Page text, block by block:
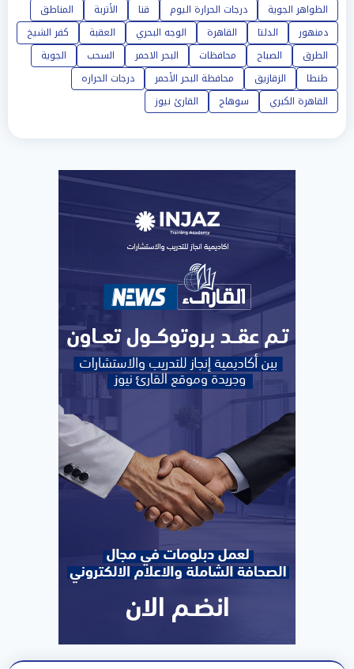
الظواهر الجوية
درجات الحرارة اليوم قنا الأتربة
المناطق
دمنهور
الدلتا القاهرة الوجه البحري العقبة
كفر الشيخ
الطرق
الصباح محافظات البحر الاحمر السحب
الجوية
طنطا
الزقازيق محافظة البحر الأحمر
درجات الحراره
القاهرة الكبري
سوهاج القارئ نيوز